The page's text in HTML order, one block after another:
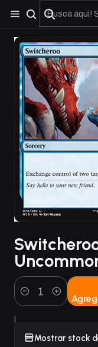
No olviden
Cantidad
|
Mostrar stock